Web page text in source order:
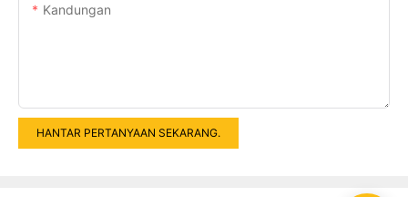
Kandungan
HANTAR PERTANYAAN SEKARANG.